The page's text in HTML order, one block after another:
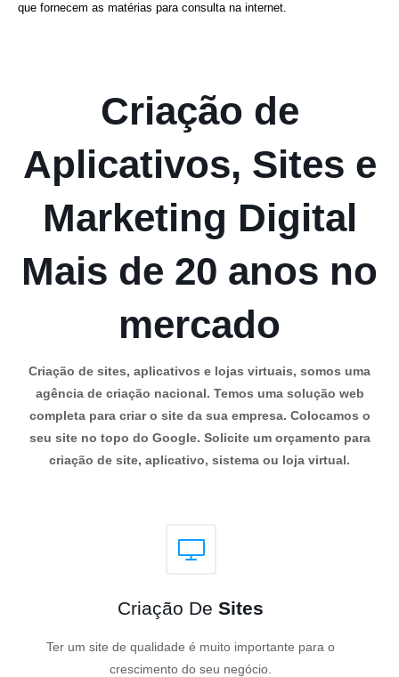
que fornecem as matérias para consulta na internet.
Criação de
Aplicativos, Sites e
Marketing Digital
Mais de 20 anos no
mercado
Criação de sites, aplicativos e lojas virtuais, somos uma
agência de criação nacional. Temos uma solução web
completa para criar o site da sua empresa. Colocamos o
seu site no topo do Google. Solicite um orçamento para
criação de site, aplicativo, sistema ou loja virtual.
Criação De Sites
Ter um site de qualidade é muito importante para o
crescimento do seu negócio.